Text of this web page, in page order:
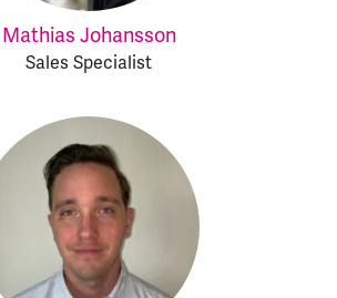
Mathias Johansson
Sales Specialist